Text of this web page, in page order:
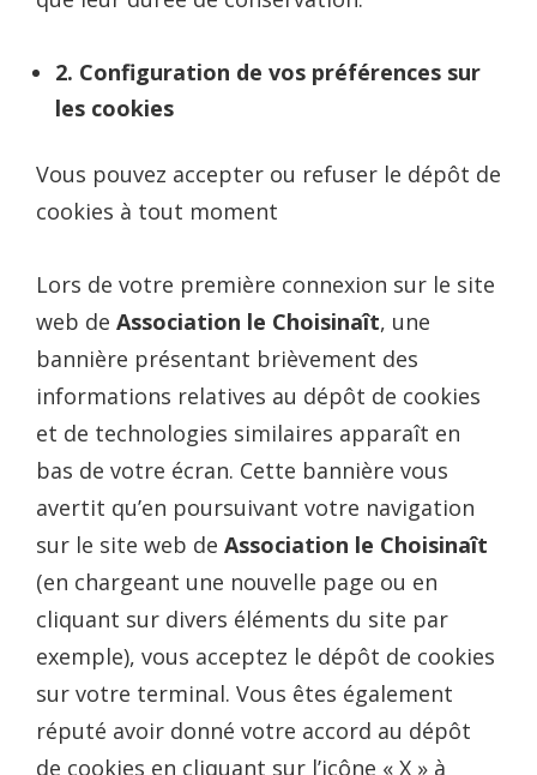
2. Configuration de vos préférences sur
les cookies
Vous pouvez accepter ou refuser le dépôt de
cookies à tout moment
Lors de votre première connexion sur le site
web de Association le Choisinaît, une
bannière présentant brièvement des
informations relatives au dépôt de cookies
et de technologies similaires apparaît en
bas de votre écran. Cette bannière vous
avertit qu’en poursuivant votre navigation
sur le site web de Association le Choisinaît
(en chargeant une nouvelle page ou en
cliquant sur divers éléments du site par
exemple), vous acceptez le dépôt de cookies
sur votre terminal. Vous êtes également
réputé avoir donné votre accord au dépôt
de cookies en cliquant sur l’icône « X » à